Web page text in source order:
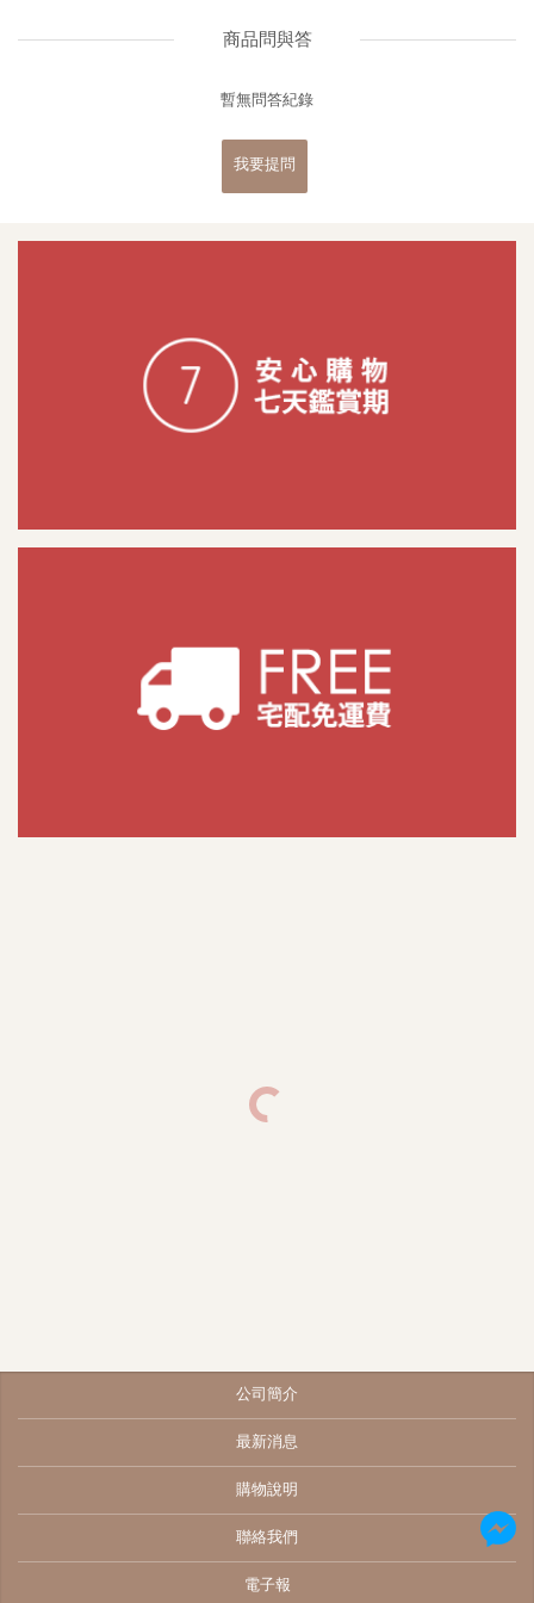
商品問與答
暫無問答紀錄
我要提問
公司簡介
最新消息
購物說明
聯絡我們
電子報